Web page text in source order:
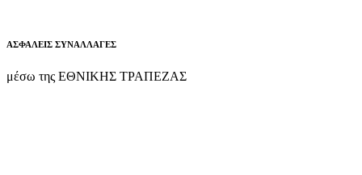
ΑΣΦΑΛΕΙΣ ΣΥΝΑΛΛΑΓΕΣ
μέσω της ΕΘΝΙΚΗΣ ΤΡΑΠΕΖΑΣ